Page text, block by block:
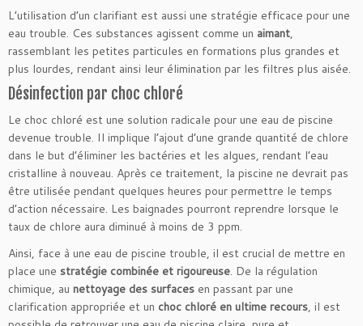
L’utilisation d’un clarifiant est aussi une stratégie efficace pour une
eau trouble. Ces substances agissent comme un aimant,
rassemblant les petites particules en formations plus grandes et
plus lourdes, rendant ainsi leur élimination par les filtres plus aisée.
Désinfection par choc chloré
Le choc chloré est une solution radicale pour une eau de piscine
devenue trouble. Il implique l’ajout d’une grande quantité de chlore
dans le but d’éliminer les bactéries et les algues, rendant l’eau
cristalline à nouveau. Après ce traitement, la piscine ne devrait pas
être utilisée pendant quelques heures pour permettre le temps
d’action nécessaire. Les baignades pourront reprendre lorsque le
taux de chlore aura diminué à moins de 3 ppm.
Ainsi, face à une eau de piscine trouble, il est crucial de mettre en
place une stratégie combinée et rigoureuse. De la régulation
chimique, au nettoyage des surfaces en passant par une
clarification appropriée et un choc chloré en ultime recours, il est